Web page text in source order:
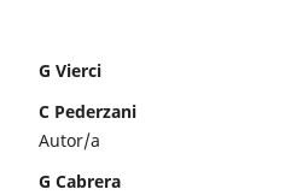
G Vierci
C Pederzani
Autor/a
G Cabrera